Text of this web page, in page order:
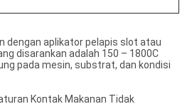
dengan aplikator pelapis slot atau
disarankan adalah 150 – 1800C
pada mesin, substrat, dan kondisi
Kontak Makanan Tidak